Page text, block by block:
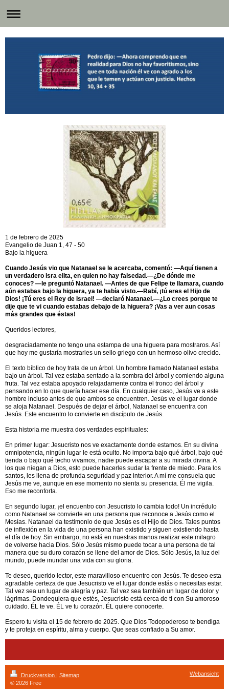
1 de febrero de 2025
Evangelio de Juan 1, 47 - 50
Bajo la higuera
Cuando Jesús vio que Natanael se le acercaba, comentó: —Aquí tienen a
un verdadero isra elita, en quien no hay falsedad.—¿De dónde me
conoces? —le preguntó Natanael. —Antes de que Felipe te llamara, cuando
aún estabas bajo la higuera, ya te había visto.—Rabí, ¡tú eres el Hijo de
Dios! ¡Tú eres el Rey de Israel! —declaró Natanael.—¿Lo crees porque te
dije que te vi cuando estabas debajo de la higuera? ¡Vas a ver aun cosas
más grandes que éstas!
Queridos lectores,
desgraciadamente no tengo una estampa de una higuera para mostraros. Así
que hoy me gustaría mostrarles un sello griego con un hermoso olivo crecido.
El texto bíblico de hoy trata de un árbol. Un hombre llamado Natanael estaba
bajo un árbol. Tal vez estaba sentado a la sombra del árbol y comiendo alguna
fruta. Tal vez estaba apoyado relajadamente contra el tronco del árbol y
pensando en lo que quería hacer ese día. En cualquier caso, Jesús ve a este
hombre incluso antes de que ambos se encuentren. Jesús ve el lugar donde
se aloja Natanael. Después de dejar el árbol, Natanael se encuentra con
Jesús. Este encuentro lo convierte en discípulo de Jesús.
Esta historia me muestra dos verdades espirituales:
En primer lugar: Jesucristo nos ve exactamente donde estamos. En su divina
omnipotencia, ningún lugar le está oculto. No importa bajo qué árbol, bajo qué
tienda o bajo qué techo vivamos, nadie puede escapar a su mirada divina. A
los que niegan a Dios, esto puede hacerles sudar la frente de miedo. Para los
santos, les llena de profunda seguridad y paz interior. A mí me consuela que
Jesús me ve, aunque en ese momento no sienta su presencia. Él me vigila.
Eso me reconforta.
En segundo lugar, ¡el encuentro con Jesucristo lo cambia todo! Un incrédulo
como Natanael se convierte en una persona que reconoce a Jesús como el
Mesías. Natanael da testimonio de que Jesús es el Hijo de Dios. Tales puntos
de inflexión en la vida de una persona han existido y siguen existiendo hasta
el día de hoy. Sin embargo, no está en nuestras manos realizar este milagro
de volverse hacia Dios. Sólo Jesús mismo puede tocar a una persona de tal
manera que su duro corazón se llene del amor de Dios. Sólo Jesús, la luz del
mundo, puede inundar una vida con su gloria.
Te deseo, querido lector, este maravilloso encuentro con Jesús. Te deseo esta
agradable certeza de que Jesucristo ve el lugar donde estás o necesitas estar.
Tal vez sea un lugar de alegría y paz. Tal vez sea también un lugar de dolor y
lágrimas. Dondequiera que estés, Jesucristo está cerca de ti con Su amoroso
cuidado. ÉL te ve. ÉL ve tu corazón. ÉL quiere conocerte.
Espero tu visita el 15 de febrero de 2025. Que Dios Todopoderoso te bendiga
y te proteja en espíritu, alma y cuerpo. Que seas confiado a Su amor.
Druckversion | Sitemap
© 2026 Free
Webansicht